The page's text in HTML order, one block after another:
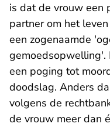
is dat de vrouw een
partner om het
een zogenaamde
gemoedsopwelling'.
een poging tot
doodslag. Anders
volgens de
de vrouw meer dan